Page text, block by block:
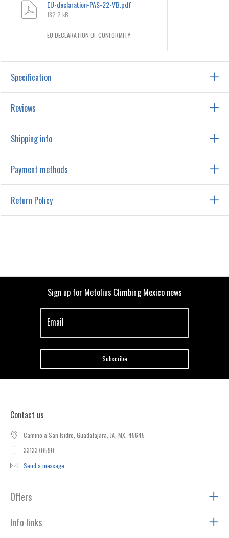
EU-declaration-PAS-22-VB.pdf
182.2 kB
EU DECLARATION OF CONFORMITY
Specification
Reviews
Shipping info
Payment methods
Return Policy
Sign up for Metolius Climbing Mexico news
Email
Subscribe
Contact us
Camino a San Isidro, Guadalajara, JA, MX, 45645
3313370590
Send a message
Offers
Info links